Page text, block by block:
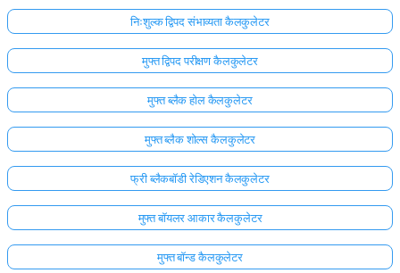
निःशुल्क द्विपद संभाव्यता कैलकुलेटर
मुफ्त द्विपद परीक्षण कैलकुलेटर
मुफ्त ब्लैक होल कैलकुलेटर
मुफ्त ब्लैक शोल्स कैलकुलेटर
फ्री ब्लैकबॉडी रेडिएशन कैलकुलेटर
मुफ्त बॉयलर आकार कैलकुलेटर
मुफ्त बॉन्ड कैलकुलेटर